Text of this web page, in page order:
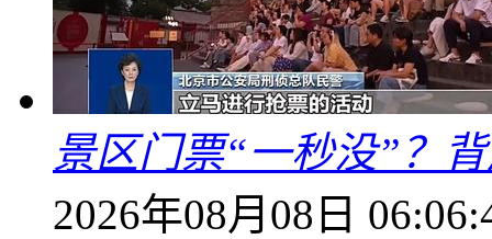
景区门票“一秒没”？
2026年08月08日